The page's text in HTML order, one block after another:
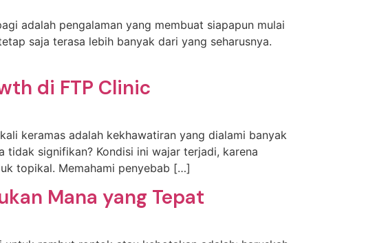
adalah pengalaman yang membuat siapapun mulai
saja terasa lebih banyak dari yang seharusnya.
di FTP Clinic
keramas adalah kekhawatiran yang dialami banyak
signifikan? Kondisi ini wajar terjadi, karena
topikal. Memahami penyebab […]
Mana yang Tepat